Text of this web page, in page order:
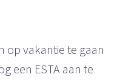
op vakantie te gaan
een ESTA aan te